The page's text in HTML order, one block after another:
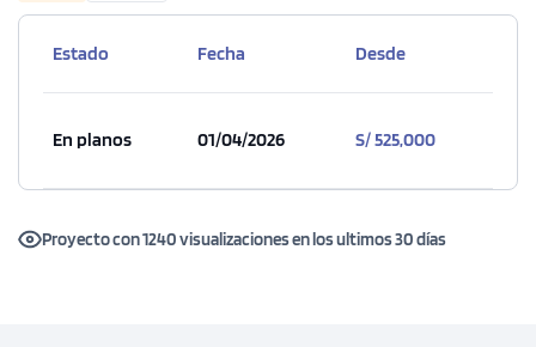
Estado Fecha Desde
En planos 01/04/2026 S/ 525,000
Proyecto con 1240 visualizaciones en los ultimos 30 días